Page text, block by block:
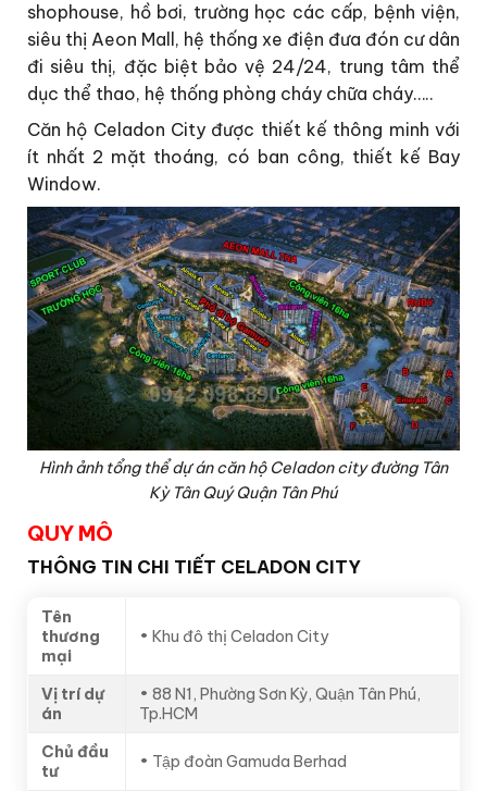
shophouse, hồ bơi, trường học các cấp, bệnh viện,
siêu thị Aeon Mall, hệ thống xe điện đưa đón cư dân
đi siêu thị, đặc biệt bảo vệ 24/24, trung tâm thể
dục thể thao, hệ thống phòng cháy chữa cháy…..
Căn hộ Celadon City được thiết kế thông minh với
ít nhất 2 mặt thoáng, có ban công, thiết kế Bay
Window.
Hình ảnh tổng thể dự án căn hộ Celadon city đường Tân
Kỳ Tân Quý Quận Tân Phú
QUY MÔ
THÔNG TIN CHI TIẾT CELADON CITY
Tên
thương
mại
• Khu đô thị Celadon City
Vị trí dự
án
• 88 N1, Phường Sơn Kỳ, Quận Tân Phú,
Tp.HCM
Chủ đầu
tư
• Tập đoàn Gamuda Berhad